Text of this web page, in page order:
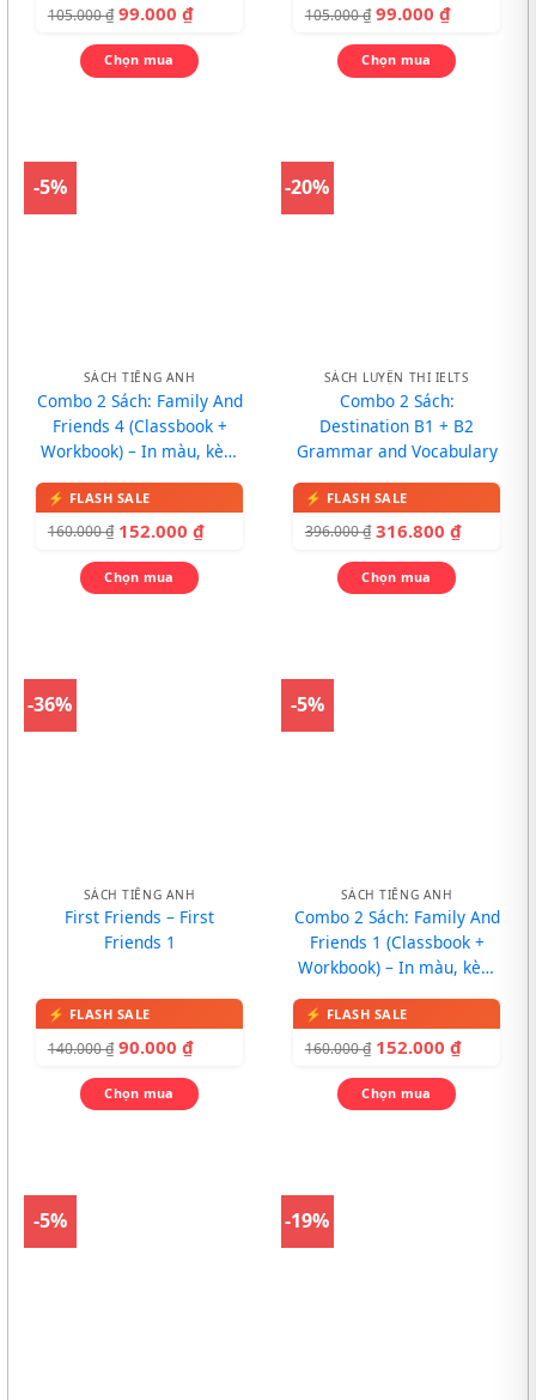
105.000₫ 99.000 ₫
Chọn mua
105.000₫ 99.000 ₫
Chọn mua
-5%
SÁCH TIẾNG ANH
Combo 2 Sách: Family And
Friends 4 (Classbook +
Workbook) – In màu, kèm
160.000₫ 152.000 ₫
Chọn mua
-20%
SÁCH LUYỆN THI IELTS
Combo 2 Sách:
Destination B1 + B2
Grammar and Vocabulary
396.000₫ 316.800 ₫
Chọn mua
-36%
SÁCH TIẾNG ANH
First Friends – First
Friends 1
140.000₫ 90.000 ₫
Chọn mua
-5%
SÁCH TIẾNG ANH
Combo 2 Sách: Family And
Friends 1 (Classbook +
Workbook) – In màu, kèm
160.000₫ 152.000 ₫
Chọn mua
-5% -19%